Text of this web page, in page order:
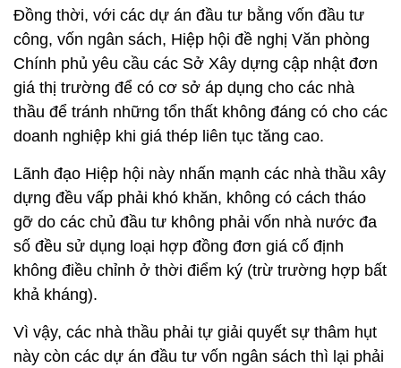
Đồng thời, với các dự án đầu tư bằng vốn đầu tư
công, vốn ngân sách, Hiệp hội đề nghị Văn phòng
Chính phủ yêu cầu các Sở Xây dựng cập nhật đơn
giá thị trường để có cơ sở áp dụng cho các nhà
thầu để tránh những tổn thất không đáng có cho các
doanh nghiệp khi giá thép liên tục tăng cao.
Lãnh đạo Hiệp hội này nhấn mạnh các nhà thầu xây
dựng đều vấp phải khó khăn, không có cách tháo
gỡ do các chủ đầu tư không phải vốn nhà nước đa
số đều sử dụng loại hợp đồng đơn giá cố định
không điều chỉnh ở thời điểm ký (trừ trường hợp bất
khả kháng).
Vì vậy, các nhà thầu phải tự giải quyết sự thâm hụt
này còn các dự án đầu tư vốn ngân sách thì lại phải